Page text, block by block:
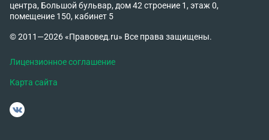
центра, Большой бульвар, дом 42 строение 1, этаж 0,
помещение 150, кабинет 5
© 2011—2026 «Правовед.ru» Все права защищены.
Лицензионное соглашение
Карта сайта